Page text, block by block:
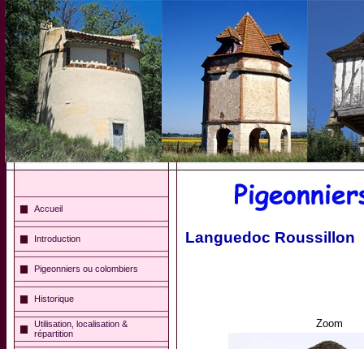
Accueil
Introduction
Pigeonniers ou colombiers
Historique
Utilisation, localisation &
répartition
Zoom
Languedoc Roussillon